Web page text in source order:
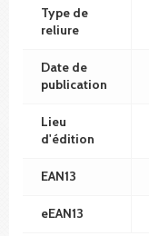
Type de
reliure
Date de
publication
Lieu
d'édition
EAN13
eEAN13